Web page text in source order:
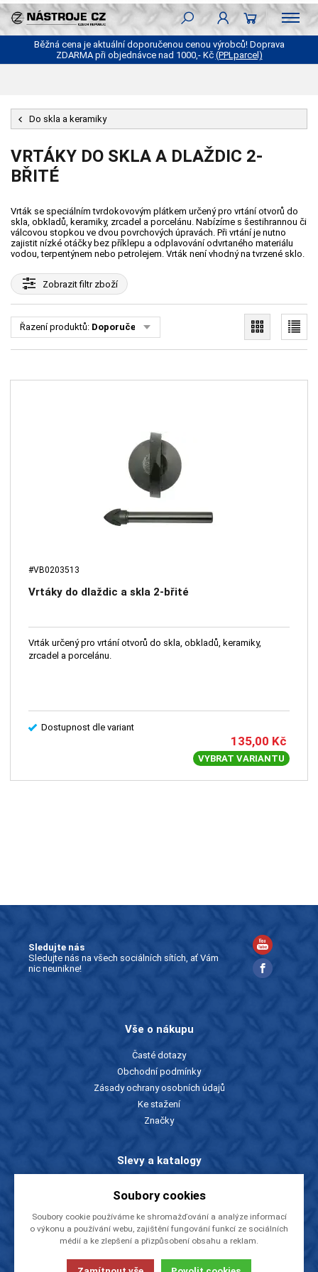
Běžná cena je aktuální doporučenou cenou výrobců! Doprava
ZDARMA při objednávce nad 1000,- Kč (PPLparcel)
Do skla a keramiky
VRTÁKY DO SKLA A DLAŽDIC 2-
BŘITÉ
Vrták se speciálním tvrdokovovým plátkem určený pro vrtání otvorů do
skla, obkladů, keramiky, zrcadel a porcelánu. Nabízíme s šestihrannou či
válcovou stopkou ve dvou povrchových úpravách. Při vrtání je nutno
zajistit nízké otáčky bez příklepu a odplavování odvrtaného materiálu
vodou, terpentýnem nebo petrolejem. Vrták není vhodný na tvrzené sklo.
Zobrazitfiltr zboží
Řazení produktů: Doporučené
#VB0203513
Vrtáky do dlaždic a skla 2-břité
Vrták určený pro vrtání otvorů do skla, obkladů, keramiky,
zrcadel a porcelánu.
Dostupnost dle variant
135,00 Kč
VYBRAT VARIANTU
Sledujte nás
Sledujte nás na všech sociálních sítích, ať Vám
nic neunikne!
Vše o nákupu
Časté dotazy
Obchodní podmínky
Zásady ochrany osobních údajů
Ke stažení
Značky
Slevy a katalogy
Ceníky a katalogy
Rady a tipy
O firmě
Soubory cookies
Soubory cookie používáme ke shromažďování a analýze informací
o výkonu a používání webu, zajištění fungování funkcí ze sociálních
médií a ke zlepšení a přizpůsobení obsahu a reklam.